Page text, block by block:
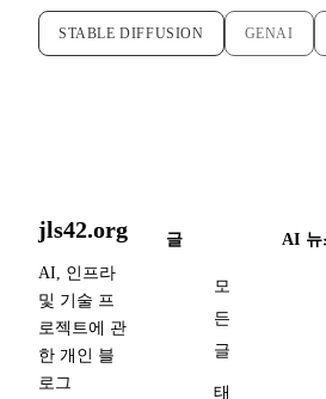
STABLE DIFFUSION GENAI
jls42.org
AI, 인프라
및 기술 프
로젝트에 관
한 개인 블
로그
글
모
든
글
태
AI 뉴